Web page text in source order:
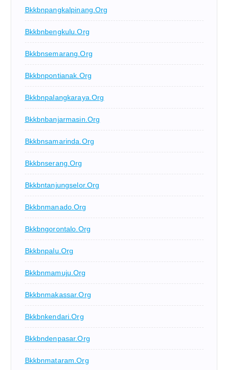
Bkkbnpangkalpinang.org
Bkkbnbengkulu.org
Bkkbnsemarang.org
Bkkbnpontianak.org
Bkkbnpalangkaraya.org
Bkkbnbanjarmasin.org
Bkkbnsamarinda.org
Bkkbnserang.org
Bkkbntanjungselor.org
Bkkbnmanado.org
Bkkbngorontalo.org
Bkkbnpalu.org
Bkkbnmamuju.org
Bkkbnmakassar.org
Bkkbnkendari.org
Bkkbndenpasar.org
Bkkbnmataram.org